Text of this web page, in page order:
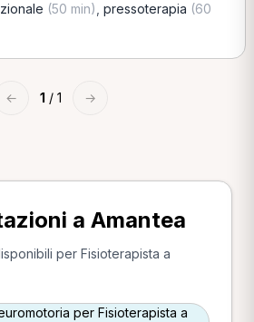
(50 min) pressoterapia (60
← 1 / 1 →
a Amantea
per Fisioterapista a
per Fisioterapista a